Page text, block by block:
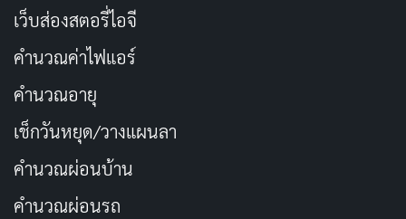
เว็บส่องสตอรี่ไอจี
คำนวณค่าไฟแอร์
คำนวณอายุ
เช็กวันหยุด/วางแผนลา
คำนวณผ่อนบ้าน
คำนวณผ่อนรถ